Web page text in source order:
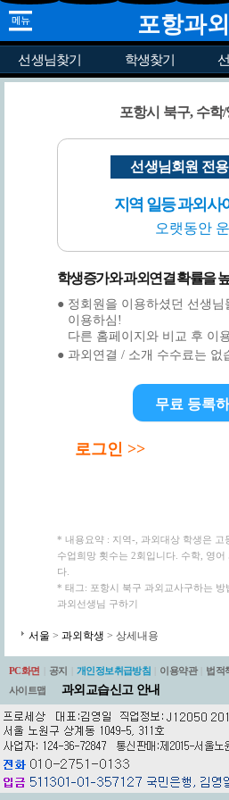
포항과외
선생님찾기 학생찾기
포항시 북구, 수학
선생님회원 전
지역 일등 과외사
오랫동안
학생증가와 과외연결 확률을
● 정회원을 이용하셨던 선생님
이용하심!
다른 홈페이지와 비교 후 이
● 과외연결 / 소개 수수료는 없
무료 등록하
로그인 >>
* 내용요약 : 지역-, 과외대상 학생은 고
수업희망 횟수는 2회입니다. 수학, 영어
다.
* 태그: 포항시 북구 과외교사구하는 방
과외선생님 구하기
서울 > 과외학생 > 상세내용
PC화면 공지 개인정보취급방침 이용약관 법적
사이트맵
과외교습신고 안내